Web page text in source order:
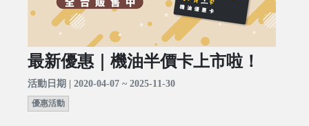
最新優惠｜機油半價卡上市啦！
活動日期 | 2020-04-07 ~ 2025-11-30
優惠活動